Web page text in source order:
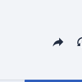
分享此頁